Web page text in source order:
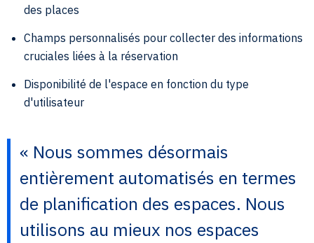
des places
Champs personnalisés pour collecter des informations
cruciales liées à la réservation
Disponibilité de l'espace en fonction du type
d'utilisateur
« Nous sommes désormais
entièrement automatisés en termes
de planification des espaces. Nous
utilisons au mieux nos espaces